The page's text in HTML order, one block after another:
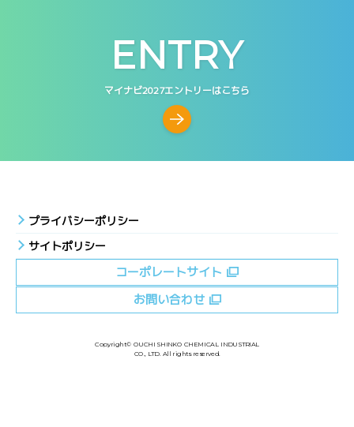
ENTRY
マイナビ2027エントリーはこちら
プライバシーポリシー
サイトポリシー
コーポレートサイト
お問い合わせ
Copyright© OUCHI SHINKO CHEMICAL INDUSTRIAL
CO., LTD. All rights reserved.